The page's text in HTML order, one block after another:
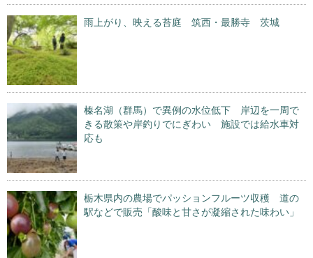
雨上がり、映える苔庭 筑西・最勝寺 茨城
榛名湖（群馬）で異例の水位低下 岸辺を一周で
きる散策や岸釣りでにぎわい 施設では給水車対
応も
栃木県内の農場でパッションフルーツ収穫 道の
駅などで販売「酸味と甘さが凝縮された味わい」